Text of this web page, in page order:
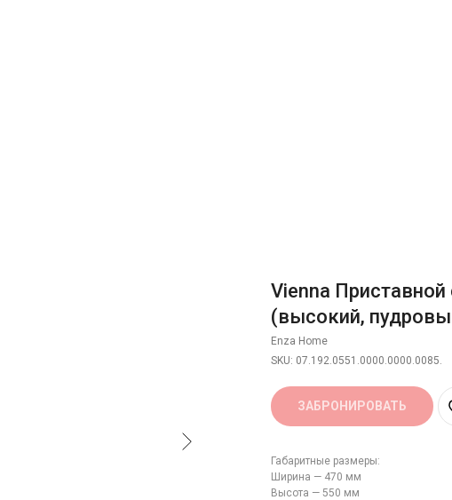
Vienna Приставной
(высокий,
Enza Home
SKU: 07.192.0551.0000.0000.0085.
ЗАБРОНИРОВАТЬ
Габаритные размеры:
Ширина — 470 мм
Высота — 550 мм